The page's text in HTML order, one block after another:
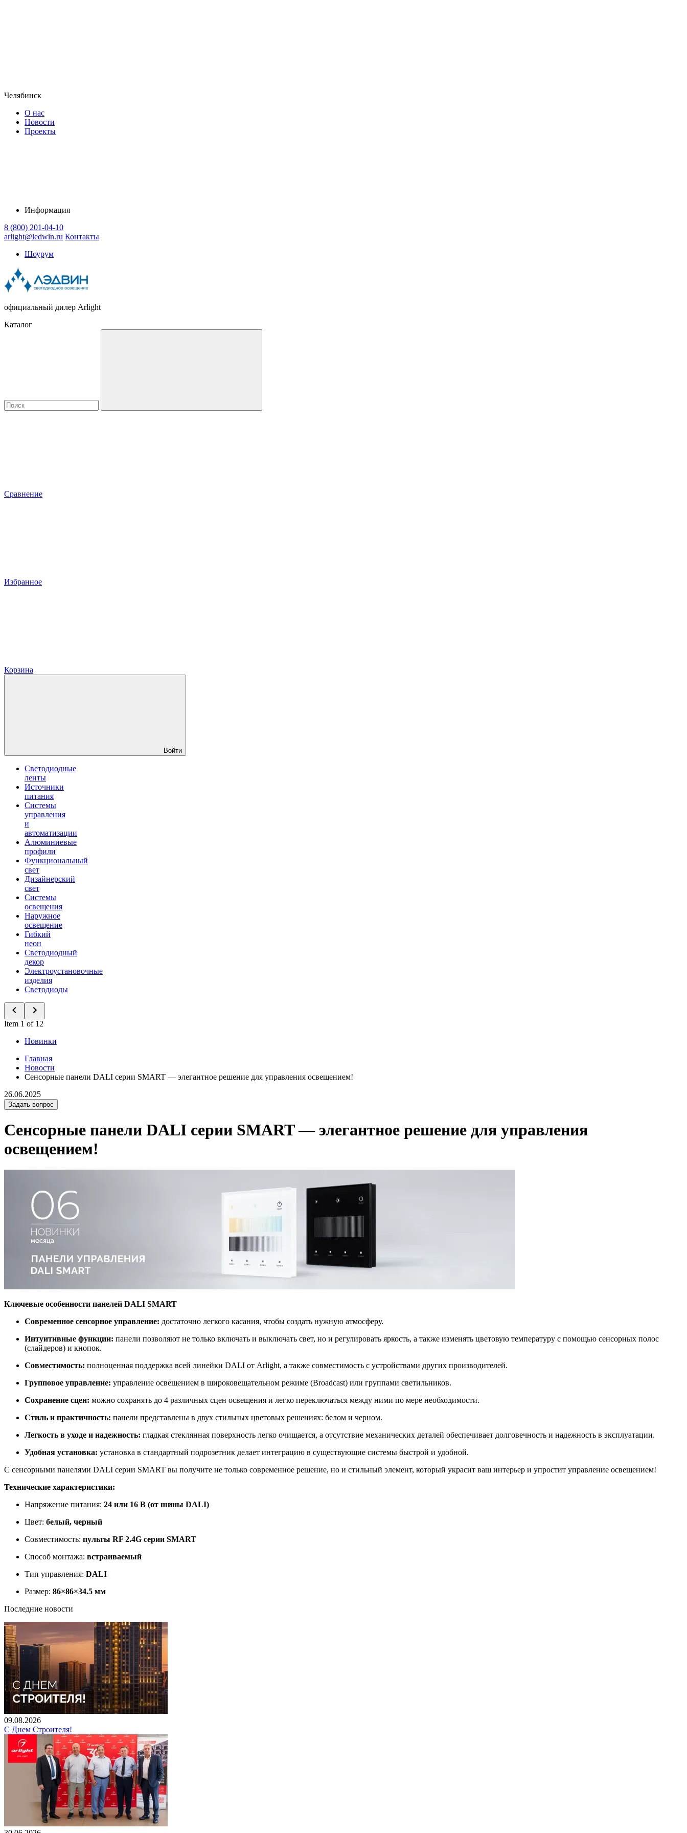
Челябинск
О нас
Новости
Проекты
Информация
8 (800) 201-04-10
arlight@ledwin.ru Контакты
Шоурум
официальный дилер Arlight
Каталог
Сравнение
Избранное
Корзина
Войти
Светодиодные
ленты
Источники
питания
Системы
управления
и
автоматизации
Алюминиевые
профили
Функциональный
свет
Дизайнерский
свет
Системы
освещения
Наружное
освещение
Гибкий
неон
Светодиодный
декор
Электроустановочные
изделия
Светодиоды
Item 1 of 12
Новинки
Главная
Новости
Сенсорные панели DALI серии SMART — элегантное решение для управления освещением!
26.06.2025
Задать вопрос
Сенсорные панели DALI серии SMART — элегантное решение для управления
освещением!
Ключевые особенности панелей DALI SMART
Современное сенсорное управление: достаточно легкого касания, чтобы создать нужную атмосферу.
Интуитивные функции: панели позволяют не только включать и выключать свет, но и регулировать яркость, а также изменять цветовую температуру с помощью сенсорных полос
(слайдеров) и кнопок.
Совместимость: полноценная поддержка всей линейки DALI от Arlight, а также совместимость с устройствами других производителей.
Групповое управление: управление освещением в широковещательном режиме (Broadcast) или группами светильников.
Сохранение сцен: можно сохранять до 4 различных сцен освещения и легко переключаться между ними по мере необходимости.
Стиль и практичность: панели представлены в двух стильных цветовых решениях: белом и черном.
Легкость в уходе и надежность: гладкая стеклянная поверхность легко очищается, а отсутствие механических деталей обеспечивает долговечность и надежность в эксплуатации.
Удобная установка: установка в стандартный подрозетник делает интеграцию в существующие системы быстрой и удобной.
С сенсорными панелями DALI серии SMART вы получите не только современное решение, но и стильный элемент, который украсит ваш интерьер и упростит управление освещением!
Технические характеристики:
Напряжение питания: 24 или 16 В (от шины DALI)
Цвет: белый, черный
Совместимость: пульты RF 2.4G серии SMART
Способ монтажа: встраиваемый
Тип управления: DALI
Размер: 86×86×34.5 мм
Последние новости
09.08.2026
С Днем Строителя!